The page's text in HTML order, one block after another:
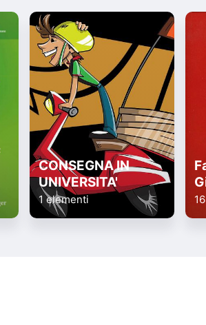
CONSEGNA IN
UNIVERSITA'
1 elementi